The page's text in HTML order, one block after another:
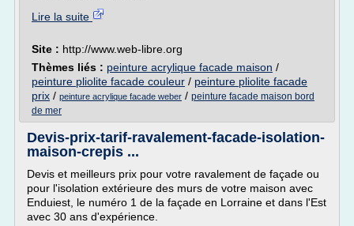
Lire la suite
Site : http://www.web-libre.org
Thèmes liés : peinture acrylique facade maison /
peinture pliolite facade couleur / peinture pliolite facade
prix / peinture acrylique facade weber / peinture facade maison bord
de mer
Devis-prix-tarif-ravalement-facade-isolation-
maison-crepis ...
Devis et meilleurs prix pour votre ravalement de façade ou
pour l'isolation extérieure des murs de votre maison avec
Enduiest, le numéro 1 de la façade en Lorraine et dans l'Est
avec 30 ans d'expérience.